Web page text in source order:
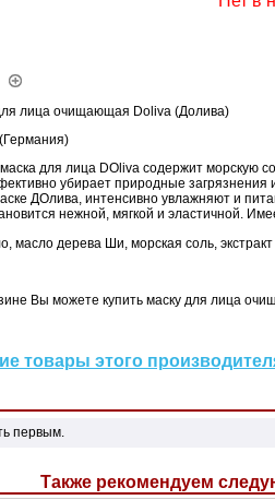
лица очищающая Doliva (Долива)
для лица DOliva содержит морскую
убирает природные загрязнения
ДОлива, интенсивно увлажняют и
нежной, мягкой и эластичной.
масло дерева Ши, морская соль, экстракт
Вы можете купить маску для лица
товары этого
первым.
Также рекомендуем